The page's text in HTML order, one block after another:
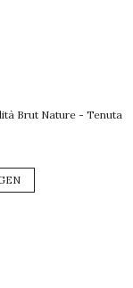
Brut Nature - Tenuta